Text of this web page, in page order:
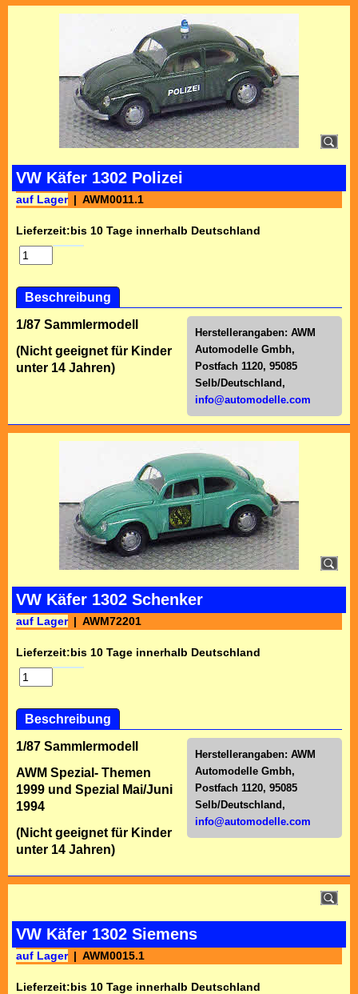
VW Käfer 1302 Polizei
auf Lager AWM0011.1
Lieferzeit:bis 10 Tage innerhalb Deutschland
Beschreibung
Herstellerangaben: AWM
Automodelle Gmbh,
Postfach 1120, 95085
Selb/Deutschl and,
info@automodelle.com
1/87 Sammlermodell
(Nicht geeignet für Kinder
unter 14 Jahren)
VW Käfer 1302 Schenker
auf Lager AWM72201
Lieferzeit:bis 10 Tage innerhalb Deutschland
Beschreibung
Herstellerangaben: AWM
Automodelle Gmbh,
Postfach 1120, 95085
Selb/Deutschl and,
info@automodelle.com
1/87 Sammlermodell
AWM Spezial- Themen
1999 und Spezial Mai/Juni
1994
(Nicht geeignet für Kinder
unter 14 Jahren)
VW Käfer 1302 Siemens
auf Lager AWM0015.1
Lieferzeit:bis 10 Tage innerhalb Deutschland